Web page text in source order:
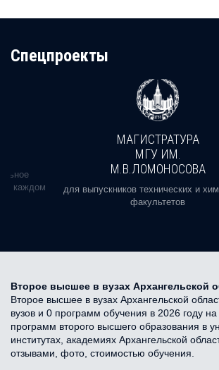
Cпецпроекты
в каждом
МАГИСТРАТУРА
МГУ ИМ.
М.В.ЛОМОНОСОВА
для выпускников технических и
факультетов
Второе высшее в вузах Архангельской
Второе высшее в вузах Архангельской
вузов и 0 программ обучения в 2026 году
программ второго высшего образования в
институтах, академиях Архангельской
отзывами, фото, стоимостью обучения.